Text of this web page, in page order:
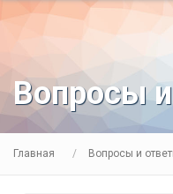
Вопросы
Главная Вопросы и